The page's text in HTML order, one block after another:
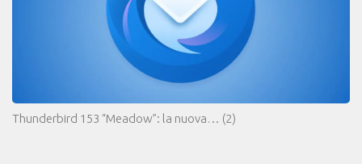
Thunderbird 153 “Meadow”: la nuova… (2)